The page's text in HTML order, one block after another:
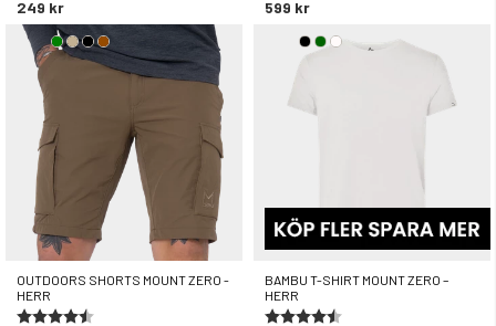
249 kr 599 kr
OUTDOORS SHORTS MOUNT ZERO -
HERR
Betyg:
4.6 utav 5 stjärnor
BAMBU T-SHIRT MOUNT ZERO –
HERR
Betyg:
4.2 utav 5 stjärnor